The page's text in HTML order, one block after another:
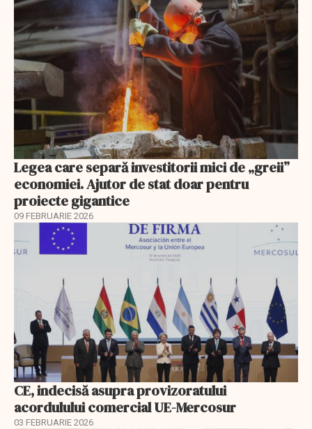
Legea care separă investitorii mici de „greii”
economiei. Ajutor de stat doar pentru
proiecte gigantice
09 FEBRUARIE 2026
CE, indecisă asupra provizoratului
acordulului comercial UE-Mercosur
03 FEBRUARIE 2026